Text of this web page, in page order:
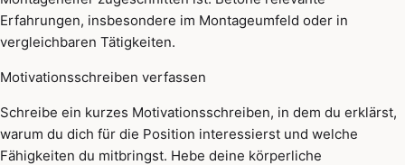
Erfahrungen, insbesondere im Montageumfeld oder in
vergleichbaren Tätigkeiten.
Motivationsschreiben verfassen
Schreibe ein kurzes Motivationsschreiben, in dem du erklärst,
warum du dich für die Position interessierst und welche
Fähigkeiten du mitbringst. Hebe deine körperliche